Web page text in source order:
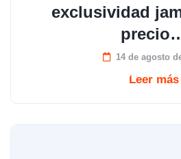
exclusividad
14 de agosto
Leer más